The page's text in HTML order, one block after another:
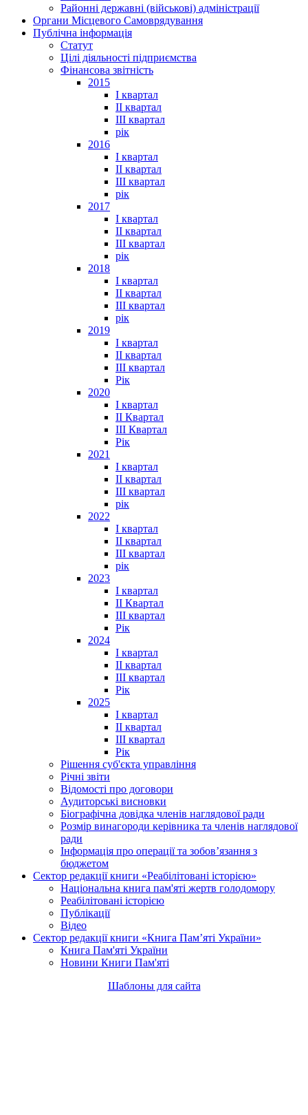
Районні державні (військові) адміністрації
Органи Місцевого Самоврядування
Публічна інформація
Статут
Цілі діяльності підприємства
Фінансова звітність
2015
I квартал
II квартал
III квартал
рік
2016
I квартал
II квартал
III квартал
рік
2017
I квартал
II квартал
III квартал
рік
2018
I квартал
II квартал
III квартал
рік
2019
I квартал
II квартал
III квартал
Рік
2020
I квартал
II Квартал
III Квартал
Рік
2021
I квартал
II квартал
III квартал
рік
2022
I квартал
II квартал
ІІІ квартал
рік
2023
І квартал
ІІ Квартал
III квартал
Рік
2024
I квартал
II квартал
III квартал
Рік
2025
I квартал
II квартал
III квартал
Рік
Рішення суб'єкта управління
Річні звіти
Відомості про договори
Аудиторські висновки
Біографічна довідка членів наглядової ради
Розмір винагороди керівника та членів наглядової
ради
Інформація про операції та зобов’язання з
бюджетом
Сектор редакції книги «Реабілітовані історією»
Національна книга пам'яті жертв голодомору
Реабілітовані історією
Публікації
Відео
Сектор редакції книги «Книга Пам’яті України»
Книга Пам'яті України
Новини Книги Пам'яті
Шаблоны для сайта